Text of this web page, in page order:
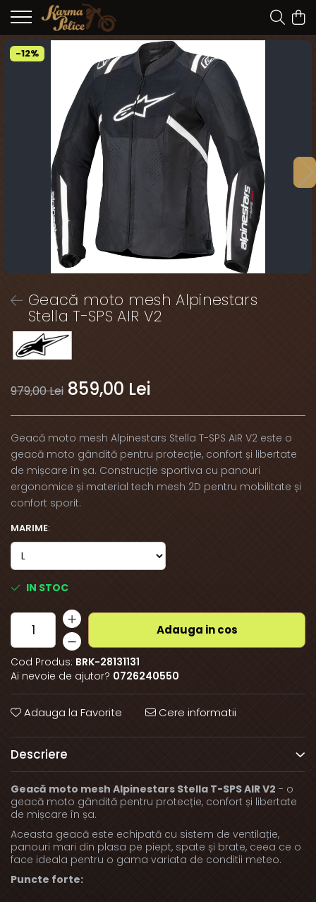
-12%
Geacă moto mesh Alpinestars
Stella T-SPS AIR V2
979,00 Lei 859,00 Lei
Geacă moto mesh Alpinestars Stella T-SPS AIR V2 este o
geacă moto gândită pentru protecție, confort și libertate
de mișcare în șa. Construcție sportiva cu panouri
ergonomice și material tech mesh 2D pentru mobilitate și
confort sporit.
MARIME:
IN STOC
Adauga in cos
Cod Produs: BRK-28131131
Ai nevoie de ajutor? 0726240550
Adauga la Favorite Cere informatii
Descriere
Geacă moto mesh Alpinestars Stella T-SPS AIR V2 - o
geacă moto gândită pentru protecție, confort și libertate
de mișcare în șa.
Aceasta geacă este echipată cu sistem de ventilație,
panouri mari din plasa pe piept, spate și brate, ceea ce o
face ideala pentru o gama variata de conditii meteo.
Puncte forte: